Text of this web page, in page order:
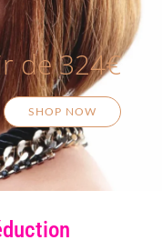
de 324€
SHOP NOW